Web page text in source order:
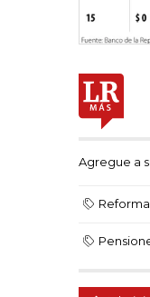
Agregue a